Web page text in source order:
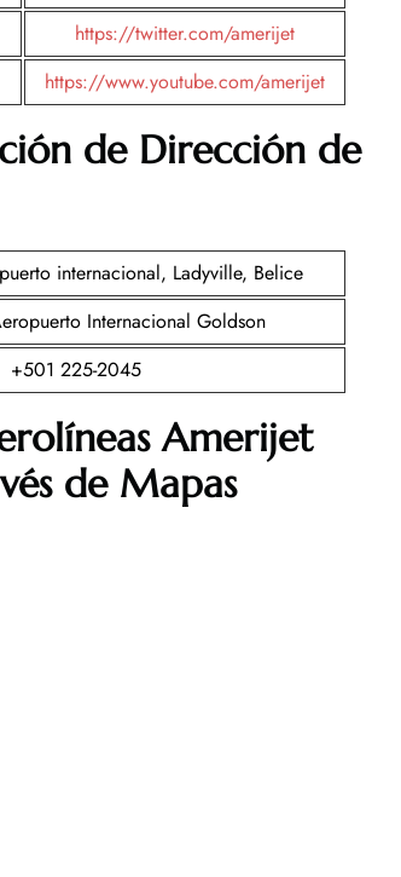
https://twitter.com/amerijet
https://www.youtube.com/amerijet
de Dirección de
internacional, Ladyville, Belice
Internacional Goldson
+501 225-2045
Amerijet
de Mapas